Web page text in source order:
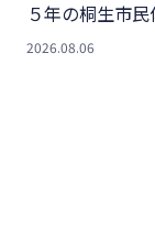
５年の桐生市
2026.08.06